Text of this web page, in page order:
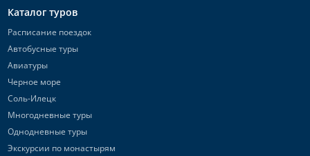
Каталог туров
Расписание поездок
Автобусные туры
Авиатуры
Черное море
Соль-Илецк
Многодневные туры
Однодневные туры
Экскурсии по монастырям